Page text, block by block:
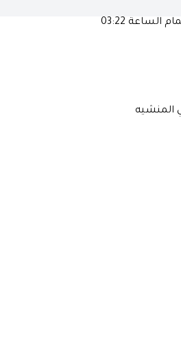
الساعة 03:22
المنشيه